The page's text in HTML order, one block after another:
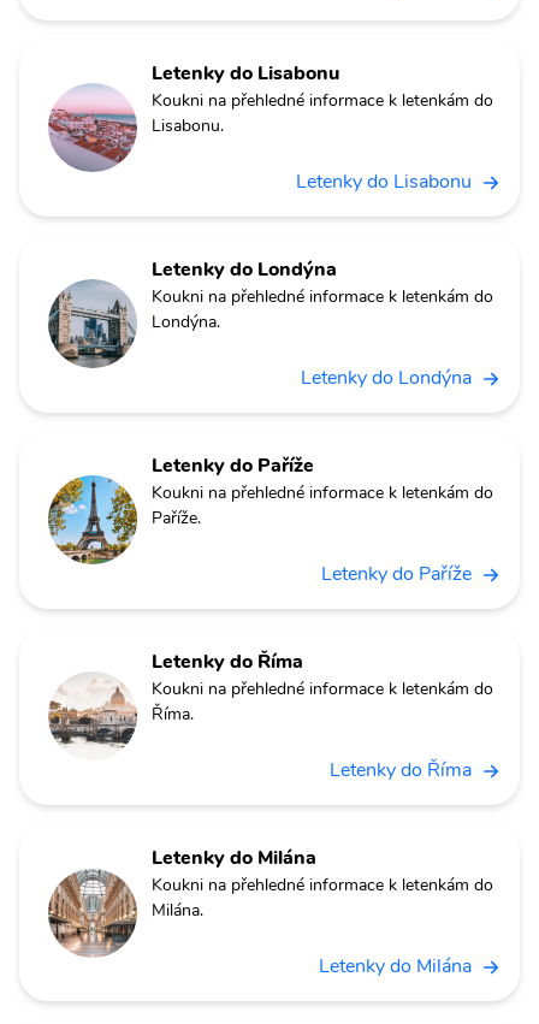
Letenky do Lisabonu
Koukni na přehledné informace k letenkám do
Lisabonu.
Letenky do Lisabonu
Letenky do Londýna
Koukni na přehledné informace k letenkám do
Londýna.
Letenky do Londýna
Letenky do Paříže
Koukni na přehledné informace k letenkám do
Paříže.
Letenky do Paříže
Letenky do Říma
Koukni na přehledné informace k letenkám do
Říma.
Letenky do Říma
Letenky do Milána
Koukni na přehledné informace k letenkám do
Milána.
Letenky do Milána